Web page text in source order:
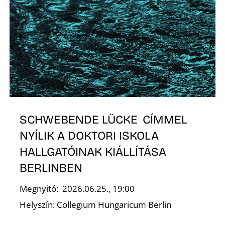
SCHWEBENDE LÜCKE CÍMMEL
NYÍLIK A DOKTORI ISKOLA
HALLGATÓINAK KIÁLLÍTÁSA
BERLINBEN
Megnyitó: 2026.06.25., 19:00
Helyszín: Collegium Hungaricum Berlin